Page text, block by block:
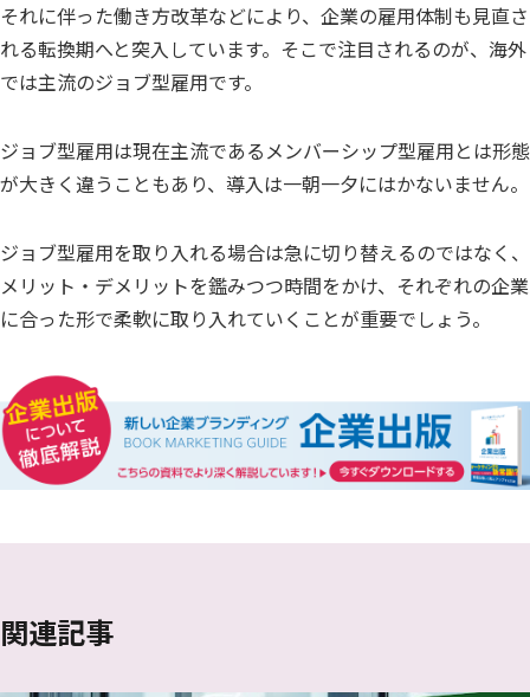
それに伴った働き方改革などにより、企業の雇用体制も見直さ
れる転換期へと突入しています。そこで注目されるのが、海外
では主流のジョブ型雇用です。
ジョブ型雇用は現在主流であるメンバーシップ型雇用とは形態
が大きく違うこともあり、導入は一朝一夕にはかないません。
ジョブ型雇用を取り入れる場合は急に切り替えるのではなく、
メリット・デメリットを鑑みつつ時間をかけ、それぞれの企業
に合った形で柔軟に取り入れていくことが重要でしょう。
関連記事